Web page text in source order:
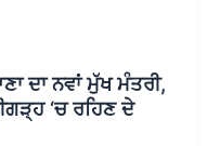
ਦਾ ਨਵਾਂ ਮੁੱਖ ਮੰਤਰੀ,
‘ਚ ਰਹਿਣ ਦੇ